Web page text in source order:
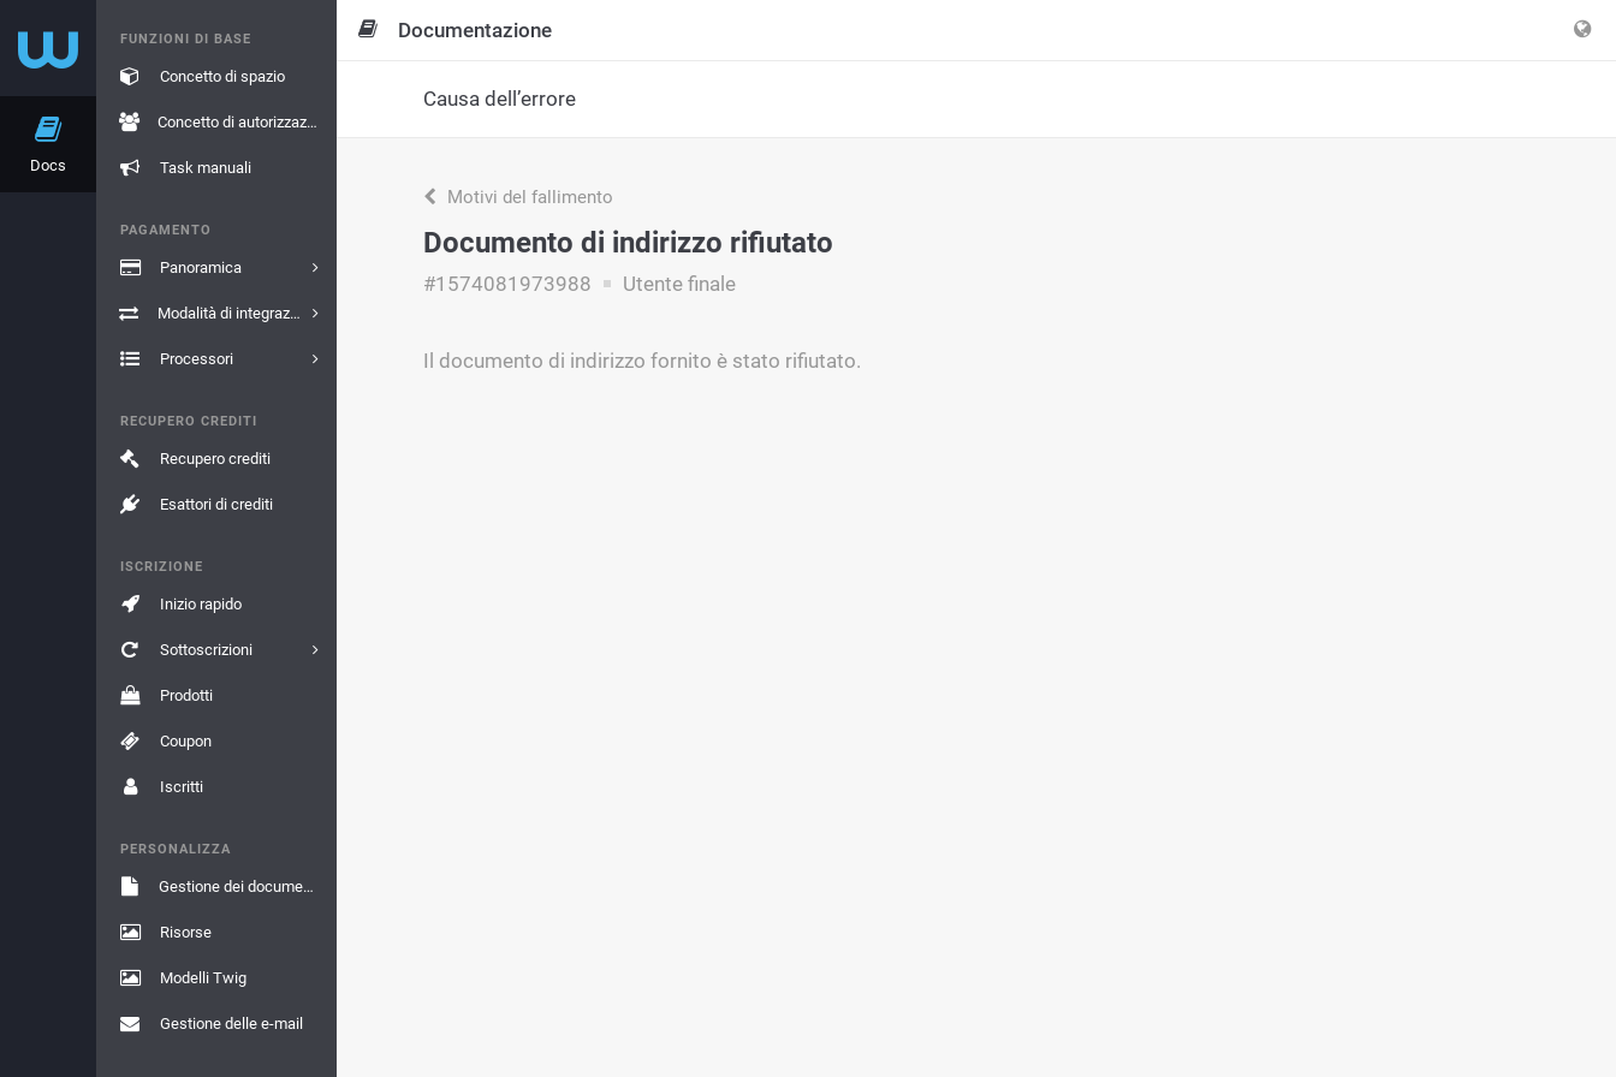
Docs
FUNZIONI DI BASE
Concetto di spazio
Concetto di autorizzazione
Task manuali
PAGAMENTO
Panoramica
Modalità di integrazione
Processori
RECUPERO CREDITI
Recupero crediti
Esattori di crediti
ISCRIZIONE
Inizio rapido
Sottoscrizioni
Prodotti
Coupon
Iscritti
PERSONALIZZA
Gestione dei documenti
Risorse
Modelli Twig
Gestione delle e-mail
Documentazione
Causa dell’errore
Motivi del fallimento
Documento di indirizzo rifiutato
#1574081973988 Utente finale
Il documento di indirizzo fornito è stato rifiutato.